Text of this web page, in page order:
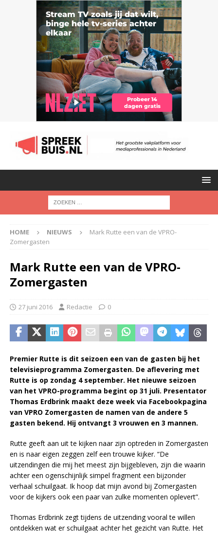
HOME NIEUWS
Mark Rutte een van de VPRO-
Zomergasten
Mark Rutte een van de VPRO-
Zomergasten
27 juni 2016 Redactie 0
Premier Rutte is dit seizoen een van de gasten bij het
televisieprogramma Zomergasten. De aflevering met
Rutte is op zondag 4 september. Het nieuwe seizoen
van het VPRO-programma begint op 31 juli. Presentator
Thomas Erdbrink maakt deze week via Facebookpagina
van VPRO Zomergasten de namen van de andere 5
gasten bekend. Hij ontvangt 3 vrouwen en 3 mannen.
Rutte geeft aan uit te kijken naar zijn optreden in Zomergasten
en is naar eigen zeggen zelf een trouwe kijker. “De
uitzendingen die mij het meest zijn bijgebleven, zijn die waarin
achter een ogenschijnlijk simpel fragment een bijzonder
verhaal schuilgaat. Ik hoop dat mijn avond bij Zomergasten
voor de kijkers ook een paar van zulke momenten oplevert”.
Thomas Erdbrink zegt tijdens de uitzending vooral te willen
ontdekken wat er schuilgaat achter het gezicht van Rutte. Het